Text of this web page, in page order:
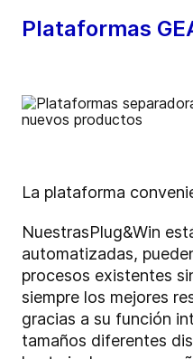
Plataformas
La plataforma
NuestrasPlug&Win
automatizadas,
procesos existentes
siempre los mejores
gracias a su función
tamaños diferentes